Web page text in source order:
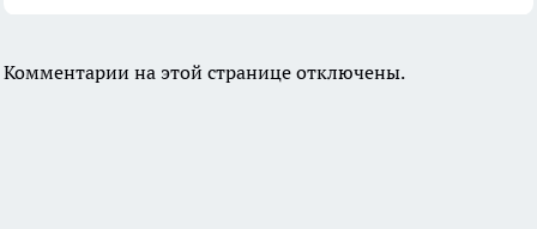
Комментарии на этой странице отключены.